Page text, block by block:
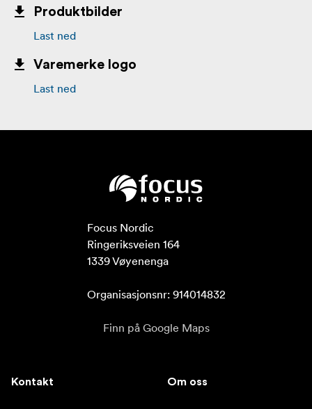
Produktbilder
Last ned
Varemerke logo
Last ned
Focus Nordic
Ringeriksveien 164
1339 Vøyenenga
Organisasjonsnr: 914014832
Finn på Google Maps
Kontakt Om oss